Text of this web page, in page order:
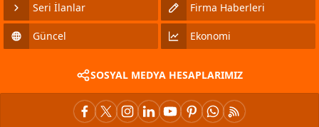
Seri İlanlar Firma Haberleri
Güncel Ekonomi
SOSYAL MEDYA HESAPLARIMIZ